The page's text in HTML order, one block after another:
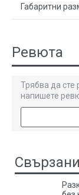
Габаритни
Ревюта
Трябва да сте
напишете